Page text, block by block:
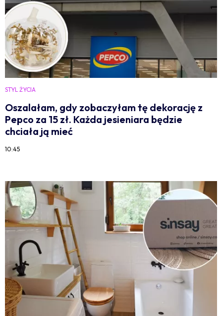
STYL ŻYCIA
Oszalałam, gdy zobaczyłam tę dekorację z
Pepco za 15 zł. Każda jesieniara będzie
chciała ją mieć
10:45